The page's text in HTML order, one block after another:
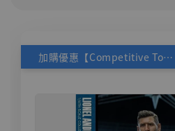
加購優惠【Competitive Toys 梅西 [CM001]】